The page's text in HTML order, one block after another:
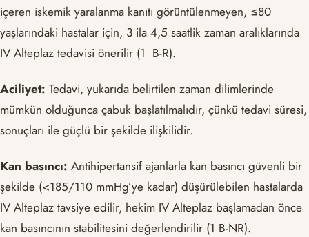
içeren iskemik yaralanma kanıtı görüntülenmeyen, ≤80
yaşlarındaki hastalar için, 3 ila 4,5 saatlik zaman aralıklarında
IV Alteplaz tedavisi önerilir (1 B-R).
Aciliyet: Tedavi, yukarıda belirtilen zaman dilimlerinde
mümkün olduğunca çabuk başlatılmalıdır, çünkü tedavi süresi,
sonuçları ile güçlü bir şekilde ilişkilidir.
Kan basıncı: Antihipertansif ajanlarla kan basıncı güvenli bir
şekilde (<185/110 mmHg’ye kadar) düşürülebilen hastalarda
IV Alteplaz tavsiye edilir, hekim IV Alteplaz başlamadan önce
kan basıncının stabilitesini değerlendirilir (1 B-NR).